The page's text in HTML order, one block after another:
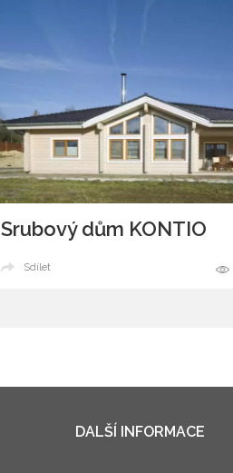
Srubový dům KONTIO
Sdílet
DALŠÍ INFORMACE